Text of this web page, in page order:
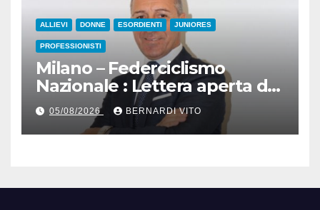
ALLIEVI DONNE ESORDIENTI JUNIORES
PROFESSIONISTI
Milano – Federciclismo
Nazionale : Lettera aperta del
Presidente Cordiano
Dagnoni
05/08/2026 BERNARDI VITO